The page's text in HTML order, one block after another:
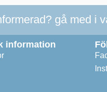
gå med i
information